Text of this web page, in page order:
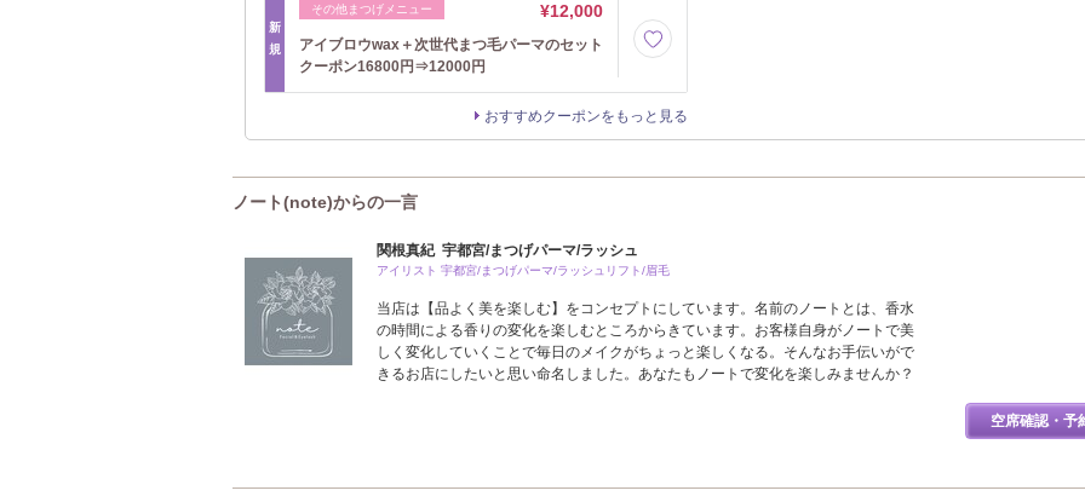
新
規
その他まつげメニュー ¥12,000
アイブロウwax＋次世代まつ毛パーマのセット
クーポン16800円⇒12000円
おすすめクーポンをもっと見る
ノート(note)からの一言
関根真紀 宇都宮/まつげパーマ/ラッシュ
アイリスト 宇都宮/まつげパーマ/ラッシュリフト/眉毛
当店は【品よく美を楽しむ】をコンセプトにしています。名前のノートとは、香水
の時間による香りの変化を楽しむところからきています。お客様自身がノートで美
しく変化していくことで毎日のメイクがちょっと楽しくなる。そんなお手伝いがで
きるお店にしたいと思い命名しました。あなたもノートで変化を楽しみませんか？
空席確認・予